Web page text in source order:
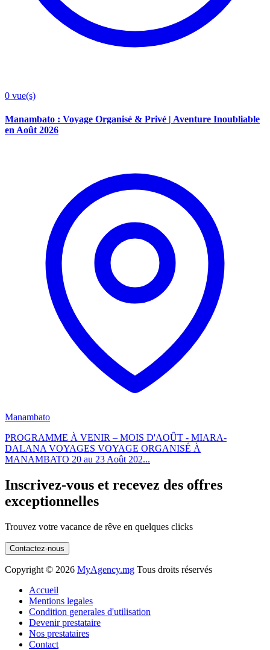
0 vue(s)
Manambato : Voyage Organisé & Privé | Aventure Inoubliable
en Août 2026
Manambato
PROGRAMME À VENIR – MOIS D'AOÛT - MIARA-
DALANA VOYAGES VOYAGE ORGANISÉ À
MANAMBATO 20 au 23 Août 202...
Inscrivez-vous et recevez des offres
exceptionnelles
Trouvez votre vacance de rêve en quelques clicks
Contactez-nous
Copyright © 2026 MyAgency.mg Tous droits réservés
Accueil
Mentions legales
Condition generales d'utilisation
Devenir prestataire
Nos prestataires
Contact